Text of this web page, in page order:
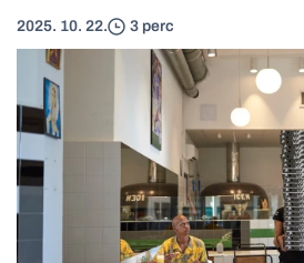
2025. 10. 22. 3 perc